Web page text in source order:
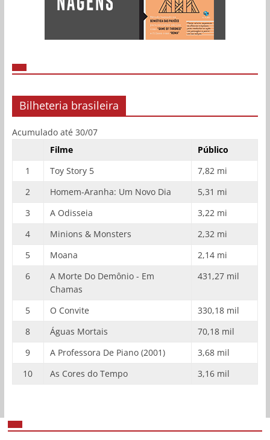
Bilheteria brasileira
Acumulado até 30/07
Filme
Público
1
Toy Story 5
7,82 mi
2
Homem-Aranha: Um Novo Dia
5,31 mi
3
A Odisseia
3,22 mi
4
Minions & Monsters
2,32 mi
5
Moana
2,14 mi
6
A Morte Do Demônio - Em
Chamas
431,27 mil
5 O Convite
330,18 mil
8
Águas Mortais
70,18 mil
9
A Professora De Piano (2001)
3,68 mil
10
As Cores do Tempo 3,16 mil